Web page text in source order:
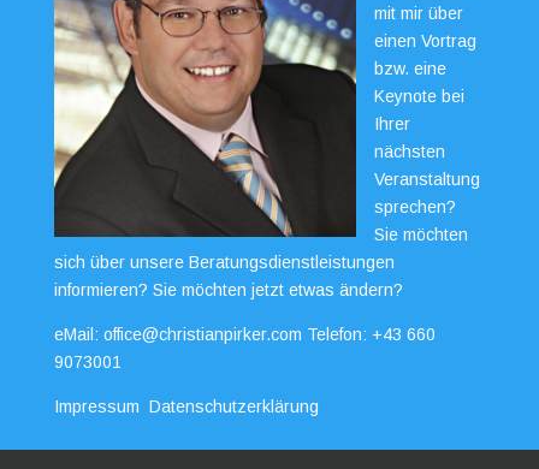
mit mir über
einen Vortrag
bzw. eine
Keynote bei
Ihrer
nächsten
Veranstaltung
sprechen?
Sie möchten
sich über unsere Beratungsdienstleistungen
informieren? Sie möchten jetzt etwas ändern?
eMail: office@christianpirker.com Telefon: +43 660
9073001
Impressum Datenschutzerklärung